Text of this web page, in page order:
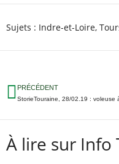
Sujets : Indre-et-Loire,
PRÉCÉDENT
À lire sur Info